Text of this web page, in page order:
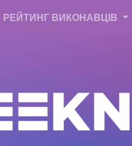
РЕЙТИНГ ВИКОНАВЦІВ